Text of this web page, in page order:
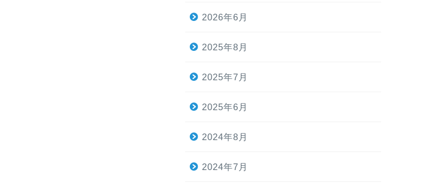
2026年6月
2025年8月
2025年7月
2025年6月
2024年8月
2024年7月